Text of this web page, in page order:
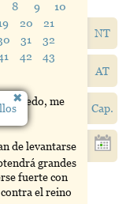
NT
AT
Cap.
8 9
10
20
21
31
32
42
43
, el medo, me
de levantarse
grandes
fuerte con
contra el reino